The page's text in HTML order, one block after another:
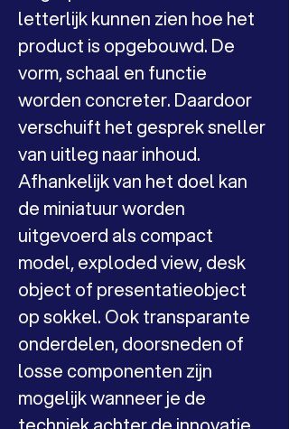
letterlijk kunnen zien hoe het
product is opgebouwd. De
vorm, schaal en functie
worden concreter. Daardoor
verschuift het gesprek sneller
van uitleg naar inhoud.
Afhankelijk van het doel kan
de miniatuur worden
uitgevoerd als compact
model, exploded view, desk
object of presentatieobject
op sokkel. Ook transparante
onderdelen, doorsneden of
losse componenten zijn
mogelijk wanneer je de